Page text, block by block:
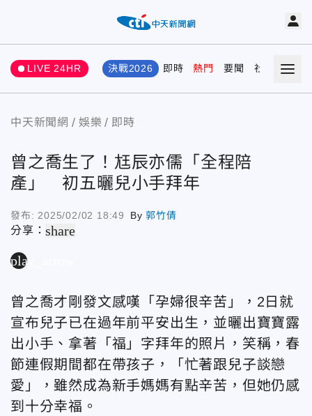
LIVE 24HR 決戰2026 即時 熱門 要聞 社會 娛樂
中天新聞網 娛樂 即時
曾之喬生了！尪辰亦儒「全程陪
產」 初五曬兒小手拜年
發布: 2025/02/02 18:49 By郭竹倩
分享：share
play_arrow
曾之喬才剛發文感嘆「孕婦很辛苦」，2日就
宣布兒子已在過年前平安出生，並曬出寶寶露
出小手、拿著「福」字拜年的照片，笑稱，春
節連假期間都在帶孩子，「忙著跟兒子談戀
愛」，雖然成為新手媽媽有點辛苦，但她仍感
到十分幸福。